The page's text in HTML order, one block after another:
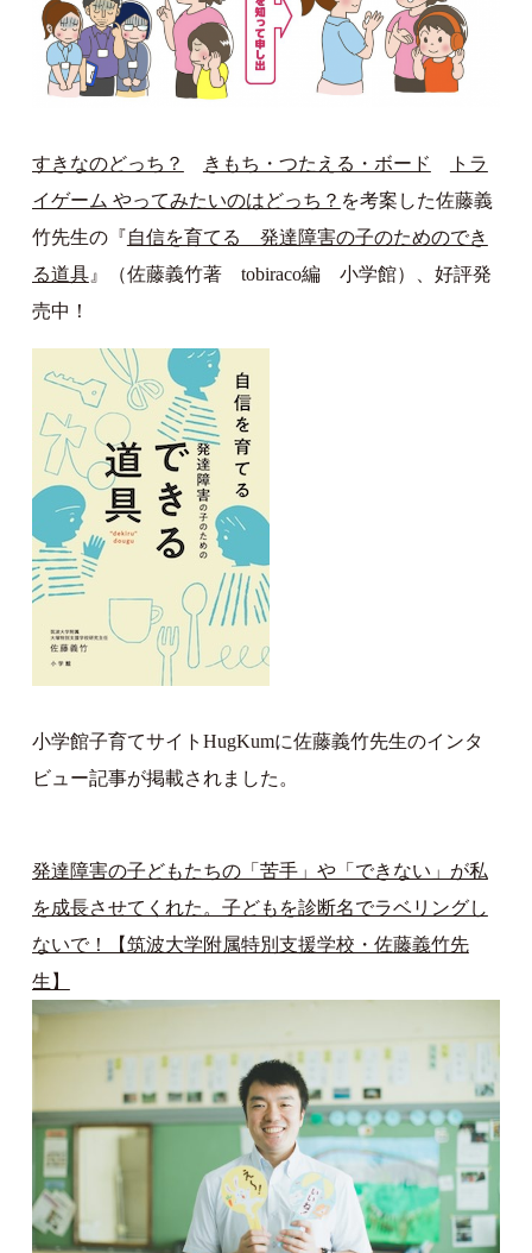
すきなのどっち？ きもち・つたえる・ボード
トラ
イゲーム やってみたいのはどっち？ を考案した佐藤義
竹先生の『自信を育てる 発達障害の子のためのでき
る道具』（佐藤義竹著 tobiraco編 小学館）、好評発
売中！
小学館子育てサイトHugKumに佐藤義竹先生のインタ
ビュー記事が掲載されました。
発達障害の子どもたちの「苦手」や「できない」が私
を成長させてくれた。子どもを診断名でラベリングし
ないで！【筑波大学附属特別支援学校・佐藤義竹先
生】